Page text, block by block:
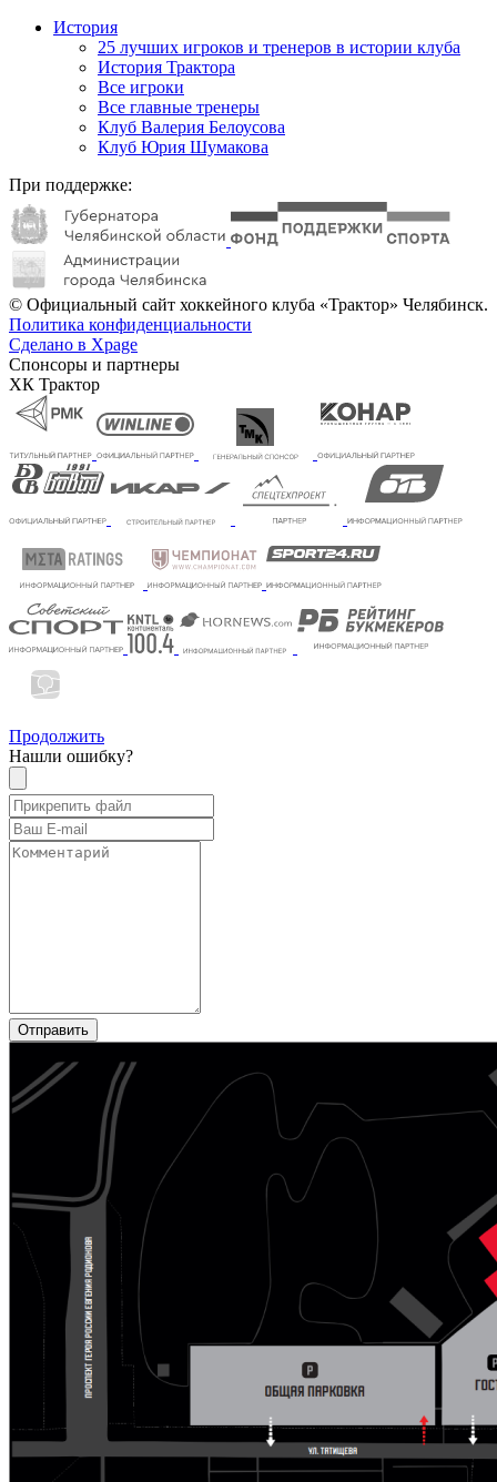
История
25 лучших игроков и тренеров в истории клуба
История Трактора
Все игроки
Все главные тренеры
Клуб Валерия Белоусова
Клуб Юрия Шумакова
При поддержке:
© Официальный сайт хоккейного клуба «Трактор» Челябинск.
Политика конфиденциальности
Сделано в Xpage
Спонсоры и партнеры
ХК Трактор
Продолжить
Нашли ошибку?